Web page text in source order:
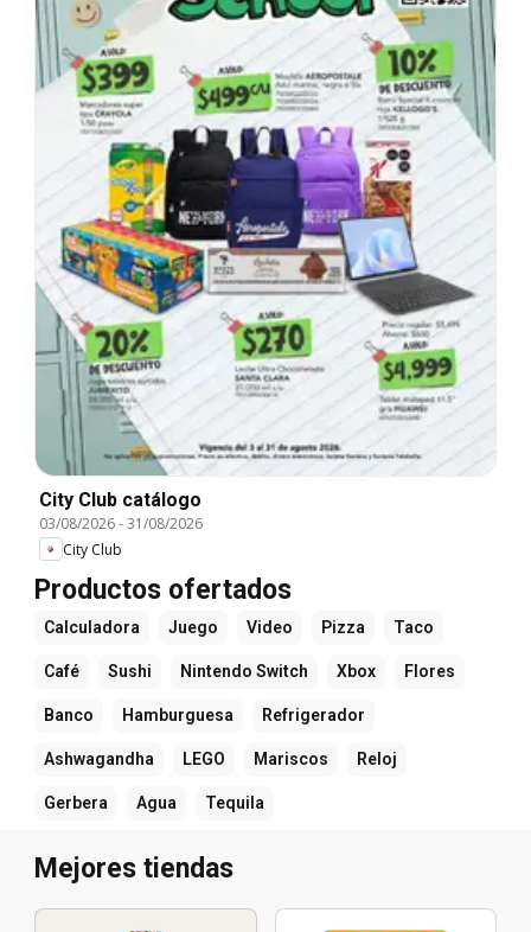
City Club catálogo
03/08/2026-31/08/2026
City Club
Productos ofertados
Calculadora Juego Video Pizza Taco
Café Sushi Nintendo Switch Xbox Flores
Banco Hamburguesa Refrigerador
Ashwagandha LEGO Mariscos Reloj
Gerbera Agua Tequila
Mejores tiendas